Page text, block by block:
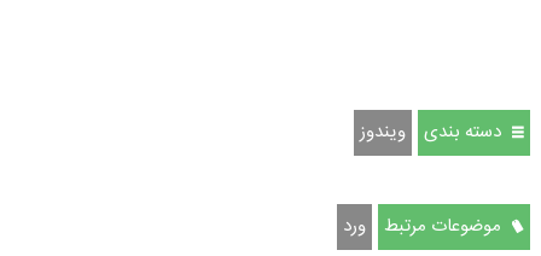
دسته بندی ویندوز
موضوعات مرتبط ورد